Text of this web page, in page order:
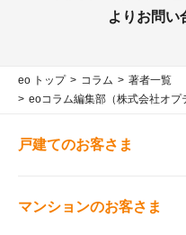
よりお問い
eo トップ コラム
著者一覧
eoコラム編集部（株式会社オプ
戸建てのお客さま
マンションのお客さま